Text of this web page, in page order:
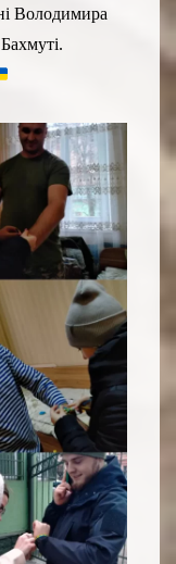
Володимира